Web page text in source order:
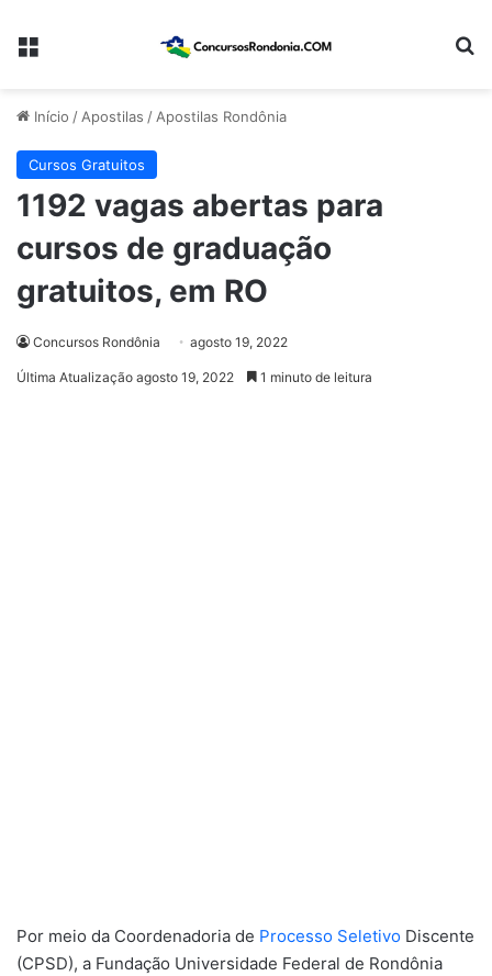
Menu
Início /Apostilas /Apostilas Rondônia
Cursos Gratuitos
1192 vagas abertas para
cursos de graduação
gratuitos, em RO
Concursos Rondônia agosto 19, 2022
Última Atualização agosto 19, 2022 1 minuto de leitura
Por meio da Coordenadoria de Processo Seletivo Discente
(CPSD), a Fundação Universidade Federal de Rondônia